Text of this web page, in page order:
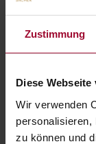
Zustimmung
Diese
Wir verwenden
personalisieren,
zu können und